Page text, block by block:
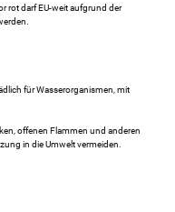
rot darf EU-weit aufgrund der
für Wasserorganismen, mit
offenen Flammen und anderen
in die Umwelt vermeiden.